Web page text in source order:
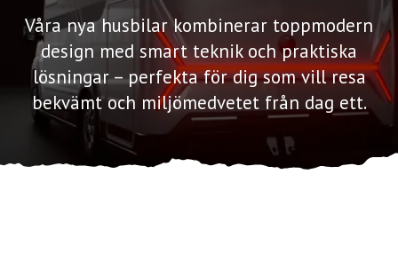
Husbilsuthyrning
Verkstad
Kontakt
Våra nya husbilar kombinerar toppmodern
design med smart teknik och praktiska
lösningar – perfekta för dig som vill resa
bekvämt och miljömedvetet från dag ett.